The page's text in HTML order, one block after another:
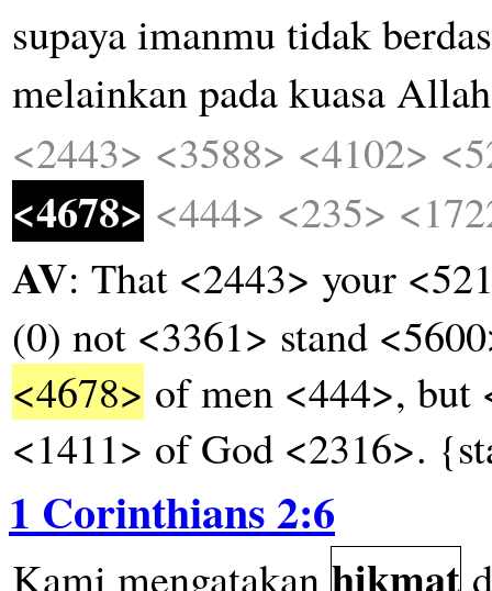
supayaimanmutidak
melainkanpadakuasaAllah
<2443> <3588> <4102>
<4678> <444> <235>
AV: That <2443> your
(0) not <3361> stand
<4678> of men <444>, but
<1411> of God <2316>.
1 Corinthians 2:6
Kami mengatakan hikmat